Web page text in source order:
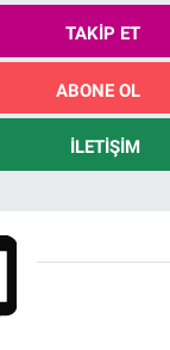
TAKIP ET
ABONE OL
İLETIŞIM